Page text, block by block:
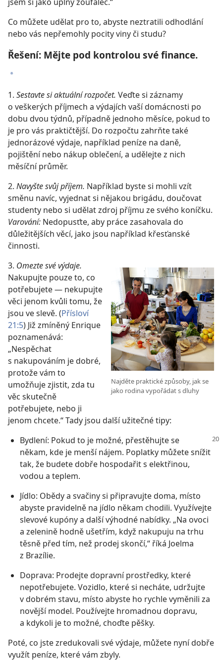
Co můžete udělat pro to, abyste neztratili odhodlání
nebo vás nepřemohly pocity viny či studu?
Řešení: Mějte pod kontrolou své finance.
*
1. Sestavte si aktuální rozpočet. Veďte si záznamy
o veškerých příjmech a výdajích vaší domácnosti po
dobu dvou týdnů, případně jednoho měsíce, pokud to
je pro vás praktičtější. Do rozpočtu zahrňte také
jednorázové výdaje, například peníze na daně,
pojištění nebo nákup oblečení, a udělejte z nich
měsíční průměr.
2. Navyšte svůj příjem. Například byste si mohli vzít
směnu navíc, vyjednat si nějakou brigádu, doučovat
studenty nebo si udělat zdroj příjmu ze svého koníčku.
Varování: Nedopusťte, aby práce zasahovala do
důležitějších věcí, jako jsou například křesťanské
činnosti.
Najděte praktické způsoby, jak se
jako rodina vypořádat s dluhy
3. Omezte své výdaje.
Nakupujte pouze to, co
potřebujete — nekupujte
věci jenom kvůli tomu, že
jsou ve slevě. (Přísloví
21:5) Již zmíněný Enrique
poznamenává:
„Nespěchat
s nakupováním je dobré,
protože vám to
umožňuje zjistit, zda tu
věc skutečně
potřebujete, nebo ji
jenom chcete.“ Tady jsou další užitečné tipy:
Bydlení: Pokud to je možné, přestěhujte se
někam, kde je menší nájem. Poplatky můžete snížit
tak, že budete dobře hospodařit s elektřinou,
vodou a teplem.
Jídlo: Obědy a svačiny si připravujte doma, místo
abyste pravidelně na jídlo někam chodili. Využívejte
slevové kupóny a další výhodné nabídky. „Na ovoci
a zelenině hodně ušetřím, když nakupuju na trhu
těsně před tím, než prodej skončí,“ říká Joelma
z Brazílie.
Doprava: Prodejte dopravní prostředky, které
nepotřebujete. Vozidlo, které si necháte, udržujte
v dobrém stavu, místo abyste ho rychle vyměnili za
novější model. Používejte hromadnou dopravu,
a kdykoli je to možné, choďte pěšky.
Poté, co jste zredukovali své výdaje, můžete nyní dobře
využít peníze, které vám zbyly.